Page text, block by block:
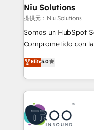
uniendo visión
generar resultados medibles. Apoyamos
de construcción,
commerce, salud,
tomar decisiones basadas en
5+ años como partner
LATAM 2025 🏆 Impulsamos crecimiento con CRM +
IA en múltiples
Niu Solutions
提供元：Niu Solutions
Somos un HubSpot
Comprometido con
procesos comerciales
Latinoamérica, con
y Servicio al Cliente. Somos un equipo de trabajo
multidisciplinario de
conocimiento y
Optimizar la
clientes 2. Mejorar la
Elite5.0